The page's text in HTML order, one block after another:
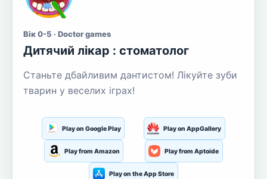
Вік 0-5 · Doctor games
Дитячий лікар : стоматолог
Станьте дбайливим дантистом! Лікуйте зуби
тварин у веселих іграх!
Play on Google Play Play on AppGallery
Play from Amazon Play from Aptoide
Play on the App Store